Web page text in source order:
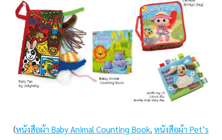
(หนังสือผ้า Baby Animal Counting Book, หนังสือผ้า Pet’s